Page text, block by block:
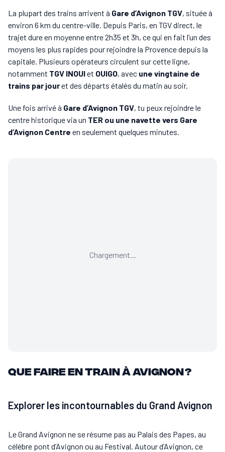
La plupart des trains arrivent à Gare d’Avignon TGV, située à
environ 6 km du centre-ville. Depuis Paris, en TGV direct, le
trajet dure en moyenne entre 2h35 et 3h, ce qui en fait l’un des
moyens les plus rapides pour rejoindre la Provence depuis la
capitale. Plusieurs opérateurs circulent sur cette ligne,
notamment TGV INOUIet OUIGO, avec une vingtaine de
trains par jouret des départs étalés du matin au soir.
Une fois arrivé à Gare d’Avignon TGV, tu peux rejoindre le
centre historique via un TER ou une navette vers Gare
d’Avignon Centre en seulement quelques minutes.
Chargement...
Que faire en train à Avignon ?
Explorer les incontournables du Grand Avignon
Le Grand Avignon ne se résume pas au Palais des Papes, au
célèbre pont d’Avignon ou au Festival. Autour d’Avignon, ce